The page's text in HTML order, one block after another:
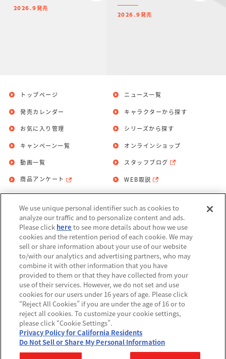
2026.9発売
2026.9発売
トップページ
発売カレンダー
お気に入り管理
ニュース一覧
キャラクターから探す
シリーズから探す
キャンペーン一覧
動画一覧
商品アンケート
オンラインショップ
スタッフブログ
WEB取説
お問い合わせ 個人情報保護方針
利用規約
Do Not Sell or Share My Personal
Information
アレルギー情報
©BANDAI
We use unique personal identifier such as cookies to
analyze our traffic and to personalize content and ads.
Please click here to see more details about how we use
cookies and the retention period of each cookie. We may
sell or share information about your use of our website
to/with our analytics and advertising partners, who may
combine it with other information that you have
provided to them or that they have collected from your
use of their services. However, we do not set and use
cookies for our users under 16 years of age. Please click
“Reject All Cookies” if you are under the age of 16 or to
reject all cookies. To customize your cookie settings,
please click “Cookie Settings”.
Privacy Policy for California Residents
Do Not Sell or Share My Personal Information